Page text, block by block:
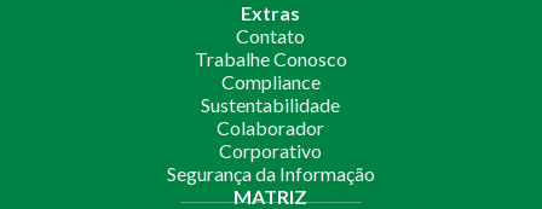
Extras
Contato
Trabalhe Conosco
Compliance
Sustentabilidade
Colaborador
Corporativo
Segurança da Informação
MATRIZ